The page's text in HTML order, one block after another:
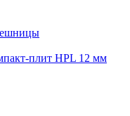
плит HPL 12 мм